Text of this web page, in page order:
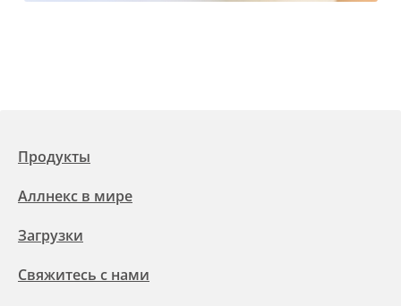
Продукты
Аллнекс в мире
Загрузки
Свяжитесь с нами